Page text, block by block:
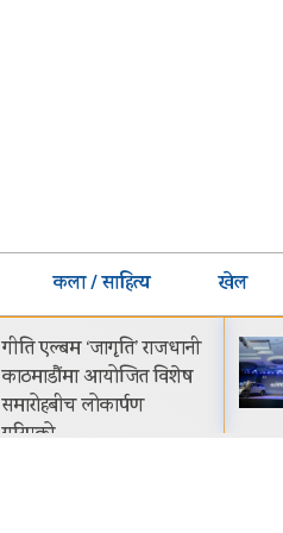
कला / साहित्य खेल
गीति एल्बम ‘जागृति’ राजधानी
काठमाडौंमा आयोजित विशेष
समारोहबीच लोकार्पण
गरिएको…